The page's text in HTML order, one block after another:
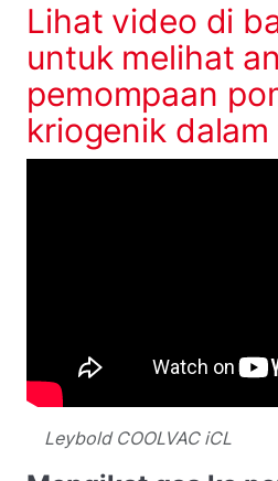
Lihat video di
untuk melihat
pemompaan
kriogenik
Leybold COOLVAC iCL